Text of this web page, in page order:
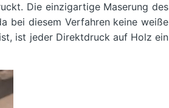
Die einzigartige Maserung des
bei diesem Verfahren keine weiße
ist jeder Direktdruck auf Holz ein